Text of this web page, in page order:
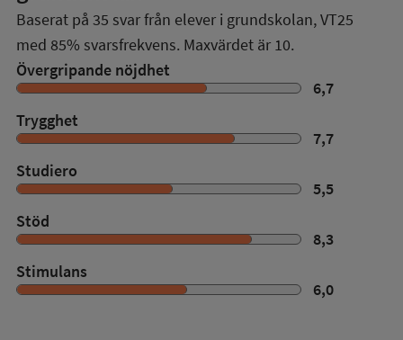
Baserat på 35 svar från elever i grundskolan,VT25
med 85% svarsfrekvens. Maxvärdet är 10.
Övergripande nöjdhet
6,7
Trygghet
7,7
Studiero
5,5
Stöd
8,3
Stimulans
6,0